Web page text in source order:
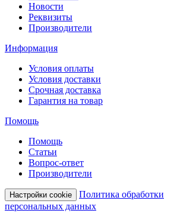
Новости
Реквизиты
Производители
Информация
Условия оплаты
Условия доставки
Срочная доставка
Гарантия на товар
Помощь
Помощь
Статьи
Вопрос-ответ
Производители
Настройки cookie
Политика обработки
персональных данных